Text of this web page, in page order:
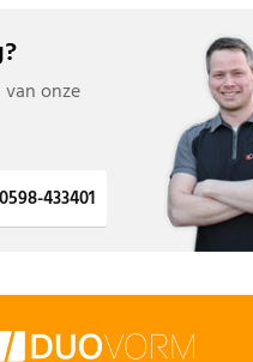
onze
0598-433401